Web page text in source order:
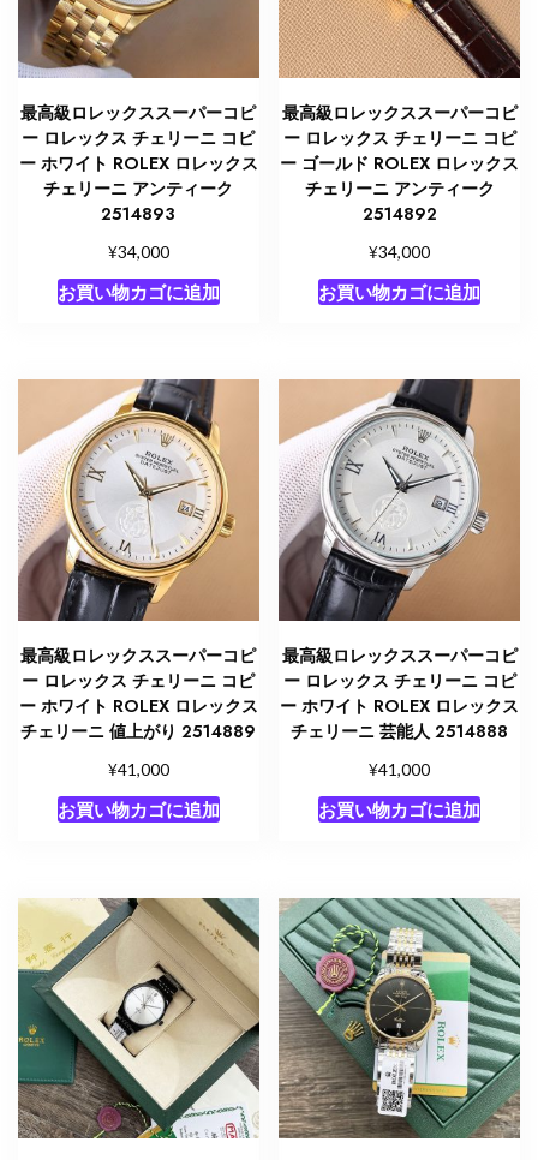
最高級ロレックススーパーコピ
ー ロレックス チェリーニ コピ
ー ホワイト ROLEX ロレックス
チェリーニ アンティーク
2514893
¥34,000
お買い物カゴに追加
最高級ロレックススーパーコピ
ー ロレックス チェリーニ コピ
ー ゴールド ROLEX ロレックス
チェリーニ アンティーク
2514892
¥34,000
お買い物カゴに追加
最高級ロレックススーパーコピ
ー ロレックス チェリーニ コピ
ー ホワイト ROLEX ロレックス
チェリーニ 値上がり 2514889
¥41,000
お買い物カゴに追加
最高級ロレックススーパーコピ
ー ロレックス チェリーニ コピ
ー ホワイト ROLEX ロレックス
チェリーニ 芸能人 2514888
¥41,000
お買い物カゴに追加